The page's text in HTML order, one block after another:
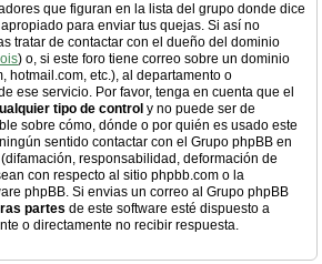
que figuran en la lista del grupo donde dice
para enviar tus quejas. Si así no
tratar de contactar con el dueño del dominio
) o, si este foro tiene correo sobre un dominio
hotmail.com, etc.), al departamento o
ese servicio. Por favor, tenga en cuenta que el
tipo de control y no puede ser de
sobre cómo, dónde o por quién es usado este
sentido contactar con el Grupo phpBB en
responsabilidad, deformación de
con respecto al sitio phpbb.com o la
phpBB. Si envias un correo al Grupo phpBB
partes de este software esté dispuesto a
o directamente no recibir respuesta.